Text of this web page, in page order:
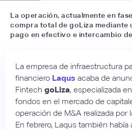
La operación, actualmente en
compra total de goLiza mediante
pago en efectivo e intercambio
La empresa de infraestructura
financiero Laqus acaba de
Fintech goLiza, especializada
fondos en el mercado de
operación de M&A realizada por
En febrero, Laqus también había